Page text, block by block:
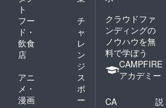
ト
フー
ド・
飲食
店
チ
ャ
レ
ン
ジ
アニ
メ・
漫画
ス
ポ
ー
クラウドファ
ンディングの
ノウハウを無
料で学ぼう
CAMPFIRE
アカデミー
CA
説